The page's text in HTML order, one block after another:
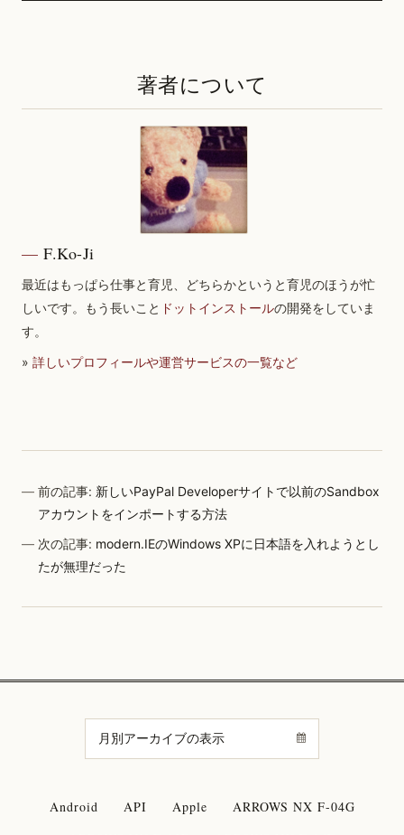
著者について
F.Ko-Ji
最近はもっぱら仕事と育児、どちらかというと育児のほうが忙
しいです。もう長いこと ドットインストールの開発をしていま
す。
» 詳しいプロフィールや運営サービスの一覧など
前の記事: 新しいPayPal Developerサイトで以前のSandbox
アカウントをインポートする方法
次の記事: modern.IEのWindows XPに日本語を入れようとし
たが無理だった
Android API Apple
ARROWS NX F-04G